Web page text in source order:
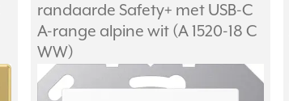
randaarde Safety+ met USB-C
A-range alpine wit (A 1520-18 C
WW)